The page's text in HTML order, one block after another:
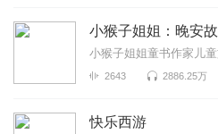
小猴子姐姐：晚安
小猴子姐姐童书作家儿
2643 2886.25万
快乐西游